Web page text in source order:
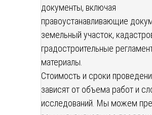
документы, включая
правоустанавливающие
земельный участок,
градостроительные
материалы.
Стоимость и сроки
зависят от объема работ и
исследований. Мы можем